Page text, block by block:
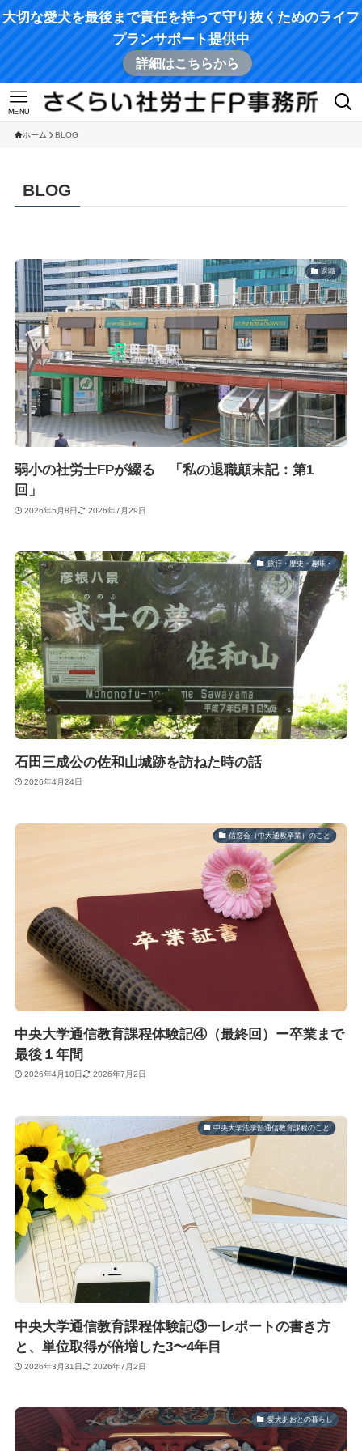
大切な愛犬を最後まで責任を持って守り抜くためのライフ
プランサポート提供中
詳細はこちらから
MENU
ホーム BLOG
BLOG
退職
弱小の社労士FPが綴る 「私の退職顛末記：第1
回」
2026年5月8日 2026年7月29日
旅行・歴史・趣味・
石田三成公の佐和山城跡を訪ねた時の話
2026年4月24日
信窓会（中大通教卒業）のこと
中央大学通信教育課程体験記④（最終回）ー卒業まで
最後１年間
2026年4月10日 2026年7月2日
中央大学法学部通信教育課程のこと
中央大学通信教育課程体験記③ーレポートの書き方
と、単位取得が倍増した3〜4年目
2026年3月31日 2026年7月2日
愛犬あおとの暮らし